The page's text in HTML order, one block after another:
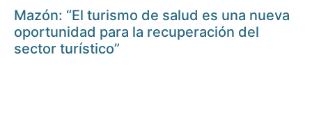
Mazón: “El turismo de salud es una nueva
oportunidad para la recuperación del
sector turístico”